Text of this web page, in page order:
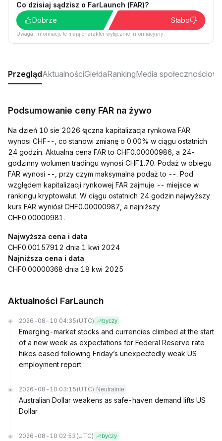
Co dzisiaj sądzisz o FarLaunch (FAR)?
Dobrze
Słabo
Uwaga: Informacje te mają charakter wyłącznie informacyjny.
PrzeglądAktualnościGiełdaRankingMedia
Podsumowanie ceny FAR na żywo
Na dzień 10 sie 2026 łączna kapitalizacja rynkowa FAR
wynosi CHF--, co stanowi zmianę o 0.00% w ciągu ostatnich
24 godzin. Aktualna cena FAR to CHF0.00000986, a 24-
godzinny wolumen tradingu wynosi CHF1.70. Podaż w obiegu
FAR wynosi --, przy czym maksymalna podaż to --. Pod
względem kapitalizacji rynkowej FAR zajmuje -- miejsce w
rankingu kryptowalut. W ciągu ostatnich 24 godzin najwyższy
kurs FAR wyniósł CHF0.00000987, a najniższy
CHF0.00000981.
Najwyższa cena i data
CHF0.00157912 dnia 1 kwi 2024
Najniższa cena i data
CHF0.00000368 dnia 18 kwi 2025
Aktualności FarLaunch
2026-08-10 04:35 (UTC) byczy
Emerging-market stocks and currencies climbed at the start
of a new week as expectations for Federal Reserve rate
hikes eased following Friday’s unexpectedly weak US
employment report.
2026-08-10 03:15 (UTC) Neutralnie
Australian Dollar weakens as safe-haven demand lifts US
Dollar
2026-08-10 02:53 (UTC) byczy